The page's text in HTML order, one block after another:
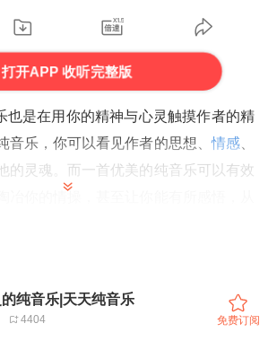
打开APP 收听完整版
是在用你的精神与心灵触摸作者的精
音乐，你可以看见作者的思想、情感
的灵魂。而一首优美的纯音乐可以有效
倾听。所以说，一首真正优美的纯音乐
厌的极品。
纯音乐|天天纯音乐
4404 免费订阅